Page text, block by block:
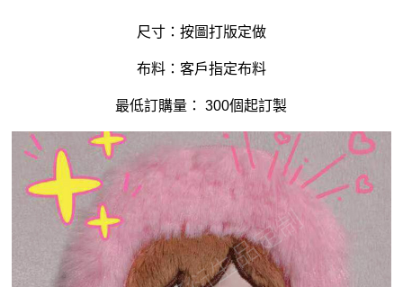
尺寸：按圖打版定做
布料：客戶指定布料
最低訂購量： 300個起訂製